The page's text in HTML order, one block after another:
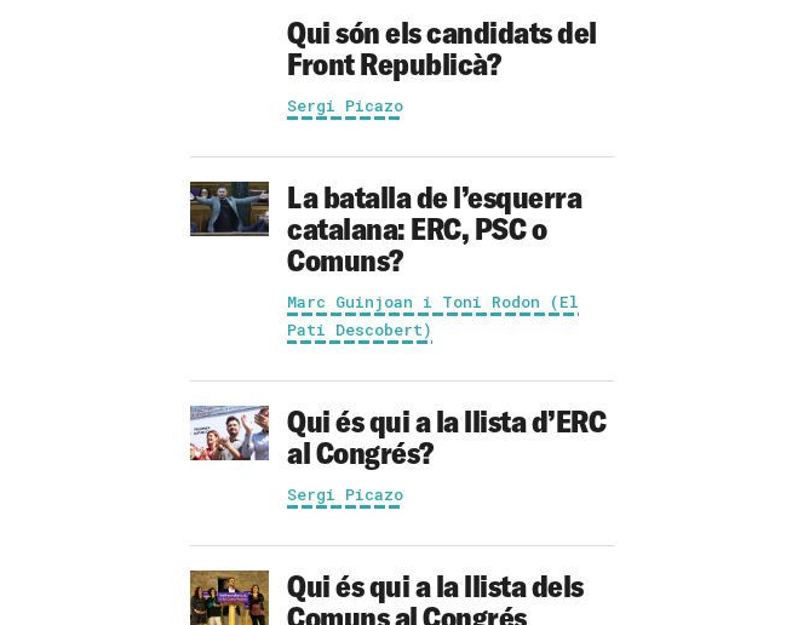
Qui són els candidats del
Front Republicà?
Sergi Picazo
La batalla de l’esquerra
catalana: ERC, PSC o
Comuns?
Marc Guinjoan i Toni Rodon (El
Pati Descobert)
Qui és qui a la llista d’ERC
al Congrés?
Sergi Picazo
Qui és qui a la llista dels
Comuns al Congrés